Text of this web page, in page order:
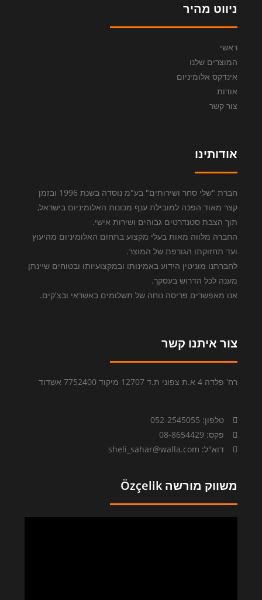
ניווט מהיר
ראשי
המוצרים שלנו
אינדקס אלומיניום
אודות
צור קשר
אודותינו
חברת "שלי סחר ושירותים" בע"מ נוסדה בשנת 1996 ובזמן
קצר מאוד הפכה למובילת ענף מכונות האלומיניום בישראל,
תוך הצבת סטנדרטים גבוהים ושירות אישי.
החברה מלווה מאות בעלי מקצוע בתחום האלומיניום מהיעוץ
ועד תחזוקתו הגורפת של המוצר.
לחברתנו מוניטין הידוע באמינותו ובמקצועיותו ובטוחים שיינתן
מענה לכל הדרוש בעסקך.
אנו מאפשרים פריסה נוחה של תשלומים באשראי ובצ'קים.
צור איתנו קשר
רח' פלדה 4 א.ת צפוני ת.ד 12707 מיקוד 7752400 אשדוד
טלפון: 052-2545055
פקס: 08-8654429
דוא"ל: sheli_sahar@walla.com
משווק מורשה Özçelik